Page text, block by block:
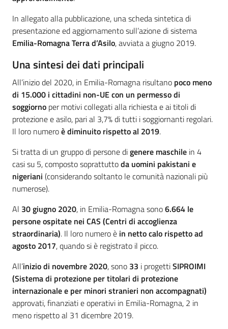
In allegato alla pubblicazione, una scheda sintetica di
presentazione ed aggiornamento sull’azione di sistema
Emilia-Romagna Terra d’Asilo, avviata a giugno 2019.
Una sintesi dei dati principali
All’inizio del 2020, in Emilia-Romagna risultano poco meno
di 15.000 i cittadini non-UE con un permesso di
soggiorno per motivi collegati alla richiesta e ai titoli di
protezione e asilo, pari al 3,7% di tutti i soggiornanti regolari.
Il loro numeroè diminuito rispetto al 2019.
Si tratta di un gruppo di persone digenere maschile in 4
casi su 5, composto soprattuttoda uomini pakistani e
nigeriani (considerando soltanto le comunità nazionali più
numerose).
Al 30 giugno 2020, in Emilia-Romagna sono6.664 le
persone ospitate nei CAS (Centri di accoglienza
straordinaria). Il loro numero è in netto calo rispetto ad
agosto 2017, quando si è registrato il picco.
All’inizio di novembre 2020, sono 33 i progettiSIPROIMI
(Sistema di protezione per titolari di protezione
internazionale e per minori stranieri non accompagnati)
approvati, finanziati e operativi in Emilia-Romagna, 2 in
meno rispetto al 31 dicembre 2019.